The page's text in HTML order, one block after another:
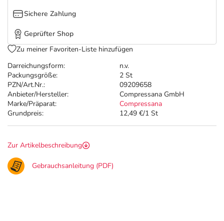
Darreichungsform:
n.v.
Packungsgröße:
2 St
PZN/Art.Nr.:
09209658
Anbieter/Hersteller:
Compressana GmbH
Marke/Präparat:
Compressana
Grundpreis:
12,49 €/1 St
Sichere Zahlung
Geprüfter Shop
Zu meiner Favoriten-Liste hinzufügen
Zur Artikelbeschreibung
Gebrauchsanleitung (PDF)